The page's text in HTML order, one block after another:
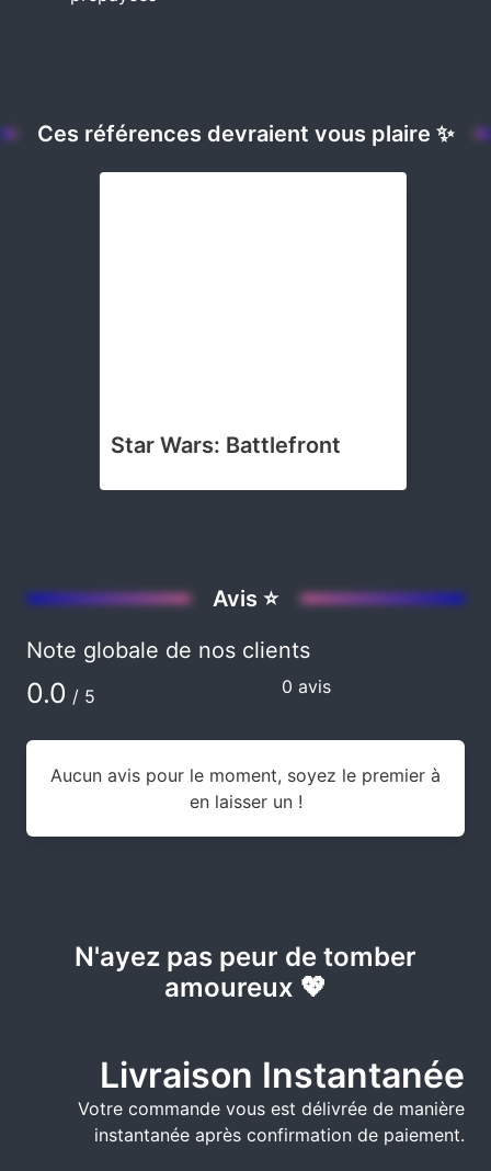
Ces références devraient vous plaire ✨
Star Wars: Battlefront
Avis ⭐
Note globale de nos clients
0.0 / 5 0 avis
Aucun avis pour le moment, soyez le premier à
en laisser un !
N'ayez pas peur de tomber
amoureux 💖
Livraison Instantanée
Votre commande vous est délivrée de manière
instantanée après confirmation de paiement.